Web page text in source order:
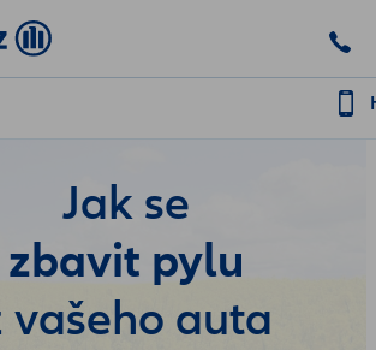
Jak se
zbavit pylu
vašeho auta